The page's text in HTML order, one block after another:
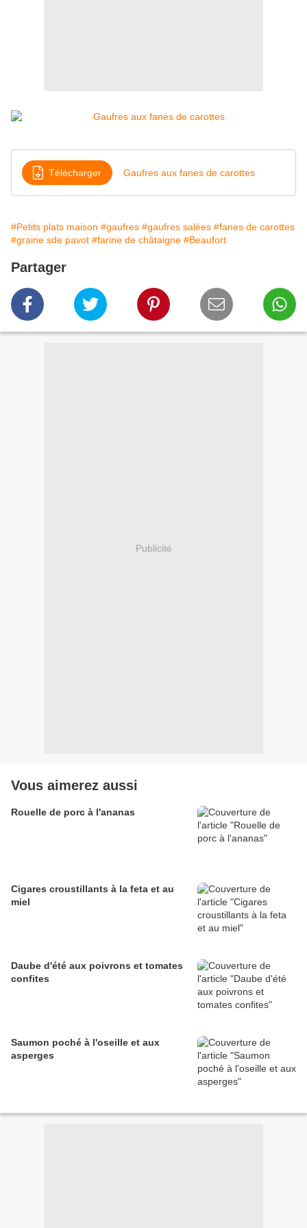
Télécharger Gaufres aux fanes de carottes
#Petits plats maison #gaufres #gaufres salées #fanes de carottes
#graine sde pavot #farine de châtaigne #Beaufort
Partager
Publicité
Vous aimerez aussi
Rouelle de porc à l'ananas
Cigares croustillants à la feta et au
miel
Daube d'été aux poivrons et tomates
confites
Saumon poché à l'oseille et aux
asperges